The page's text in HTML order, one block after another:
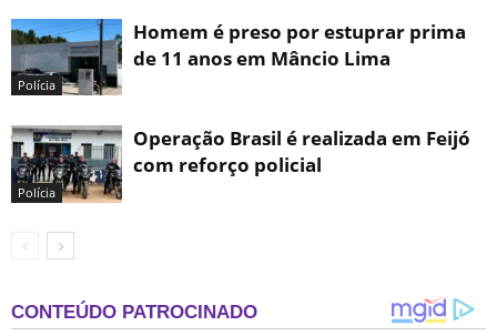
Polícia
Homem é preso por estuprar prima
de 11 anos em Mâncio Lima
Polícia
Operação Brasil é realizada em Feijó
com reforço policial